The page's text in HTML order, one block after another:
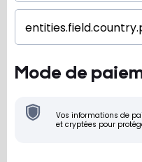
Mode de
Vos informations de
et cryptées pour